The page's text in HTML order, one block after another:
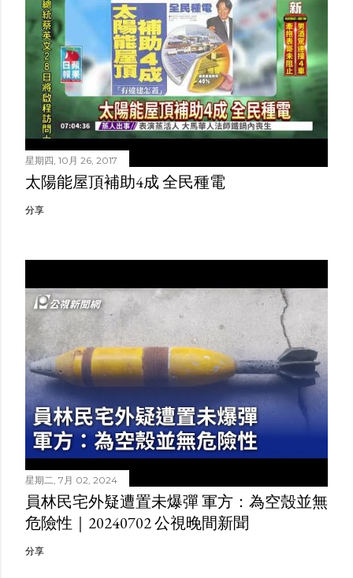
星期四, 10月 26, 2017
太陽能屋頂補助4成 全民種電
分享
星期二, 7月 02, 2024
員林民宅外疑遭置未爆彈 軍方：為空殼並無
危險性｜20240702 公視晚間新聞
分享